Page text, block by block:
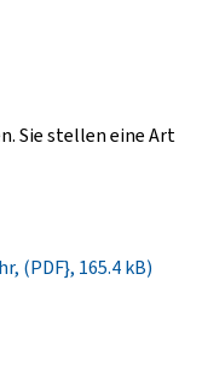
Sie stellen eine Art
(PDF}, 165.4 kB)